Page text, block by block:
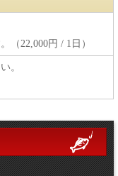
（22,000円 / 1日）
。